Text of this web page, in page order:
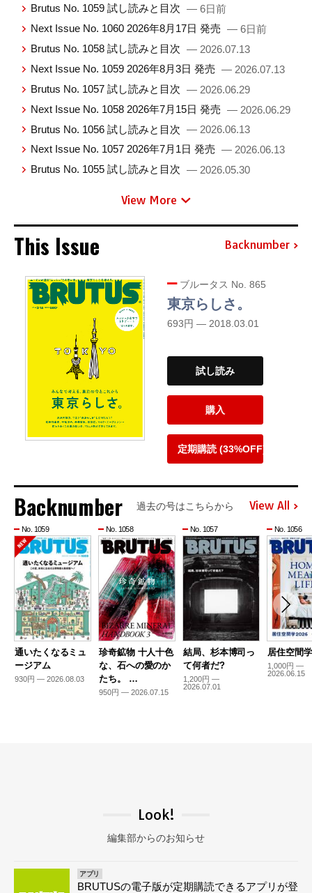
Brutus No. 1059 試し読みと目次 — 6日前
Next Issue No. 1060 2026年8月17日 発売 — 6日前
Brutus No. 1058 試し読みと目次 — 2026.07.13
Next Issue No. 1059 2026年8月3日 発売 — 2026.07.13
Brutus No. 1057 試し読みと目次 — 2026.06.29
Next Issue No. 1058 2026年7月15日 発売 — 2026.06.29
Brutus No. 1056 試し読みと目次 — 2026.06.13
Next Issue No. 1057 2026年7月1日 発売 — 2026.06.13
Brutus No. 1055 試し読みと目次 — 2026.05.30
View More
This Issue Backnumber
ブルータス No. 865
東京らしさ。
693円 — 2018.03.01
試し読み
購入
定期購読 (33%OFF)
Backnumber 過去の号はこちらから View All
No. 1059
通いたくなるミュ
ージアム
930円 — 2026.08.03
No. 1058
珍奇鉱物 十人十色
な、石への愛のか
たち。 …
950円 — 2026.07.15
No. 1057
結局、杉本博司っ
て何者だ?
1,200円 —
2026.07.01
No. 1056
居住空間
1,000円 —
2026.06.15
Look!
編集部からのお知らせ
アプリ
BRUTUSの電子版が定期購読できるアプリが登